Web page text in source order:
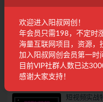
SEO引流
利用星球，
短视频实战
欢迎进入阳叔网创！
年会员只需198，不定时
海量互联网项目，资源，
加入阳叔网创会员第一时
目前VIP社群人数已达
感谢大家支持！